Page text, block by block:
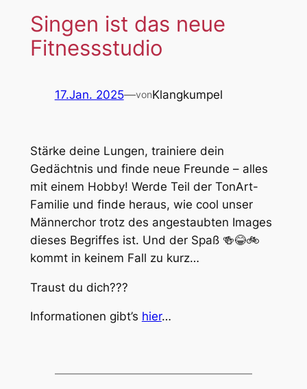
Singen ist das neue
Fitnessstudio
17.Jan. 2025—vonKlangkumpel
Stärke deine Lungen, trainiere dein
Gedächtnis und finde neue Freunde – alles
mit einem Hobby! Werde Teil der TonArt-
Familie und finde heraus, wie cool unser
Männerchor trotz des angestaubten Images
dieses Begriffes ist. Und der Spaß 🍻😂🚲
kommt in keinem Fall zu kurz…
Traust du dich???
Informationen gibt’s hier…